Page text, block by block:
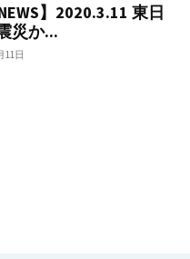
】2020.3.11 東日
災か...
11日